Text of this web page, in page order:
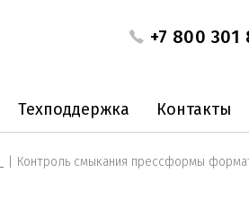
+7 800 301
Техподдержка Контакты
Контроль смыкания прессформы